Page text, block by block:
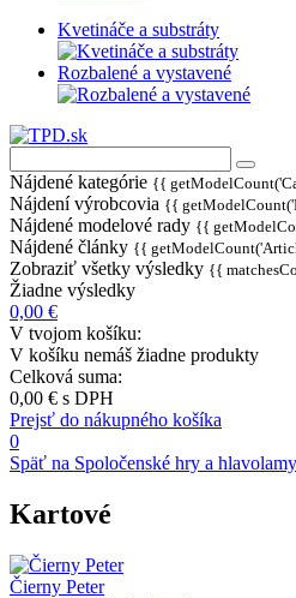
Kvetináče a substráty
Rozbalené a vystavené
Nájdené kategórie {{
Nájdení výrobcovia {{
Nájdené modelové rady {{
Nájdené články {{
Zobraziť všetky výsledky {{
Žiadne výsledky
0,00 €
V tvojom košíku:
V košíku nemáš žiadne produkty
Celková suma:
0,00 € s DPH
Prejsť do nákupného košíka
0
Späť na Spoločenské hry a hlavolamy
Kartové
Čierny Peter